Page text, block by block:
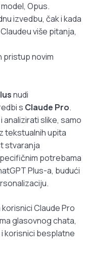
Opus.
izvedbu, čak i kada
više pitanja,
pristup novim
nudi
s Claude Pro.
slike, samo
tekstualnih upita
stvaranja
potrebama
Plus-a, budući
Claude Pro
glasovnog chata,
korisnici besplatne